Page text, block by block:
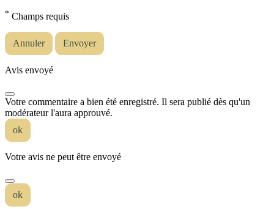
* Champs requis
Annuler Envoyer
Avis envoyé
Votre commentaire a bien été enregistré. Il sera publié dès qu'un
modérateur l'aura approuvé.
ok
Votre avis ne peut être envoyé
ok